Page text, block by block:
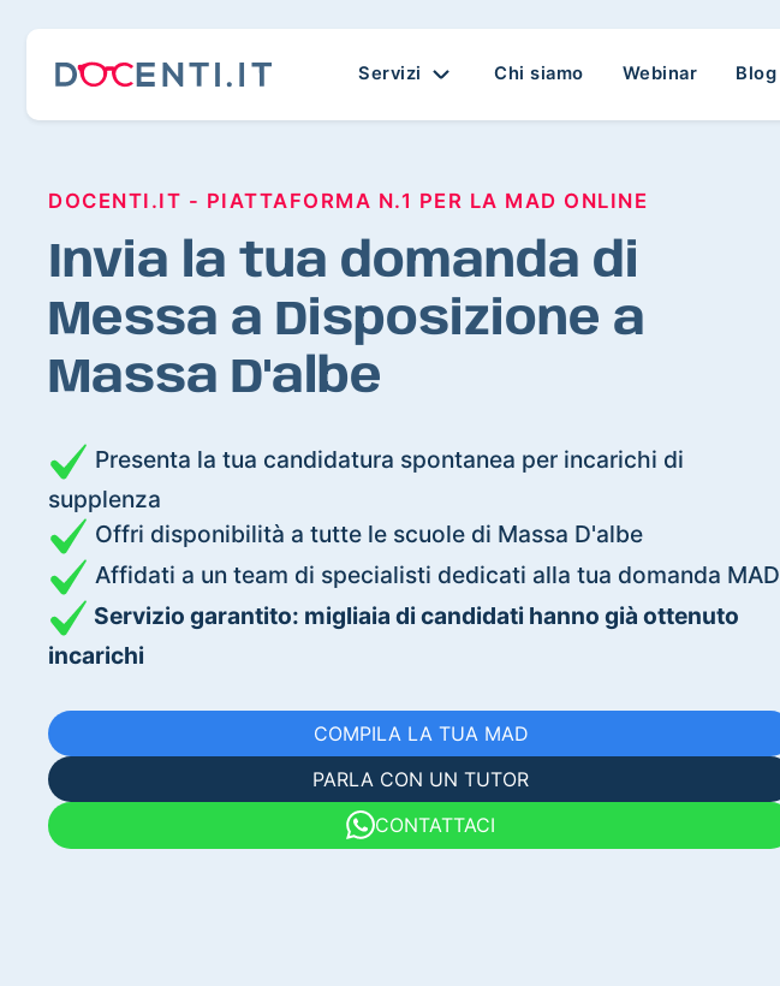
Servizi Chi siamo Webinar Blog
DOCENTI.IT - PIATTAFORMA N.1 PER LA MAD ONLINE
Invia la tua domanda di
Messa a Disposizione a
Massa D'albe
Presenta la tua candidatura spontanea per incarichi di
supplenza
Offri disponibilità a tutte le scuole di Massa D'albe
Affidati a un team di specialisti dedicati alla tua domanda MAD
Servizio garantito: migliaia di candidati hanno già ottenuto
incarichi
COMPILA LA TUA MAD
PARLA CON UN TUTOR
CONTATTACI